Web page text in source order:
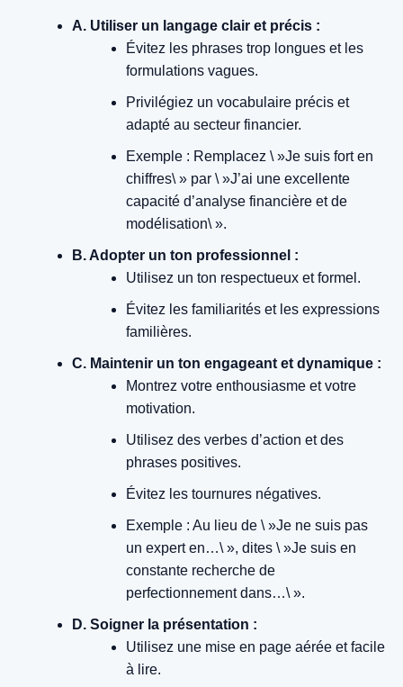
A. Utiliser un langage clair et précis :
Évitez les phrases trop longues et les
formulations vagues.
Privilégiez un vocabulaire précis et
adapté au secteur financier.
Exemple : Remplacez \ »Je suis fort en
chiffres\ » par \ »J’ai une excellente
capacité d’analyse financière et de
modélisation\ ».
B. Adopter un ton professionnel :
Utilisez un ton respectueux et formel.
Évitez les familiarités et les expressions
familières.
C. Maintenir un ton engageant et dynamique :
Montrez votre enthousiasme et votre
motivation.
Utilisez des verbes d’action et des
phrases positives.
Évitez les tournures négatives.
Exemple : Au lieu de \ »Je ne suis pas
un expert en…\ », dites \ »Je suis en
constante recherche de
perfectionnement dans…\ ».
D. Soigner la présentation :
Utilisez une mise en page aérée et facile
à lire.